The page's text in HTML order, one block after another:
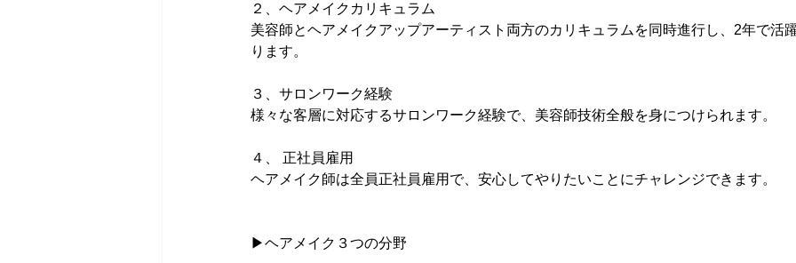
２、ヘアメイクカリキュラム
美容師とヘアメイクアップアーティスト両方のカリキュラムを同時進行し、2年で活
ります。
３、サロンワーク経験
様々な客層に対応するサロンワーク経験で、美容師技術全般を身につけられます。
４、 正社員雇用
ヘアメイク師は全員正社員雇用で、安心してやりたいことにチャレンジできます。
▶ヘアメイク３つの分野